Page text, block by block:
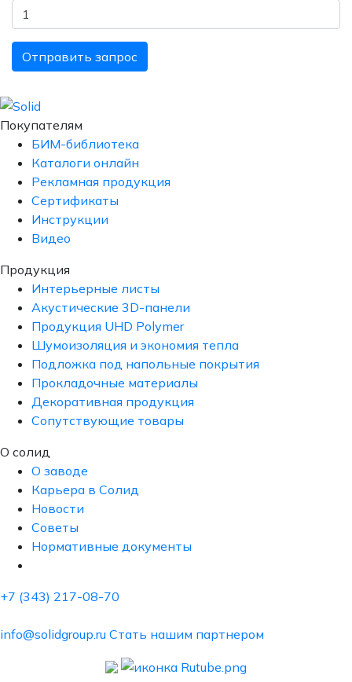
Отправить запрос
Покупателям
БИМ-библиотека
Каталоги онлайн
Рекламная продукция
Сертификаты
Инструкции
Видео
Продукция
Интерьерные листы
Акустические 3D-панели
Продукция UHD Polymer
Шумоизоляция и экономия тепла
Подложка под напольные покрытия
Прокладочные материалы
Декоративная продукция
Сопутствующие товары
О солид
О заводе
Карьера в Солид
Новости
Советы
Нормативные документы
+7 (343) 217-08-70
info@solidgroup.ru Стать нашим партнером